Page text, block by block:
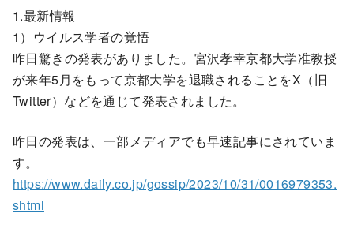
1.最新情報
1）ウイルス学者の覚悟
昨日驚きの発表がありました。宮沢孝幸京都大学准教授
が来年5月をもって京都大学を退職されることをX（旧
Twitter）などを通じて発表されました。
昨日の発表は、一部メディアでも早速記事にされていま
す。
https://www.daily.co.jp/gossip/2023/10/31/0016979353.
shtml